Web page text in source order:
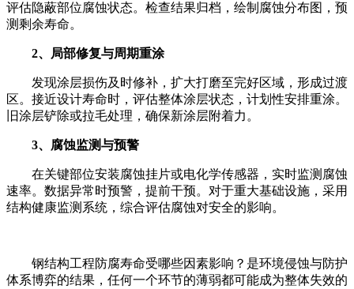
评估隐蔽部位腐蚀状态。检查结果归档，绘制腐蚀分布图，预
测剩余寿命。
2、局部修复与周期重涂
发现涂层损伤及时修补，扩大打磨至完好区域，形成过渡
区。接近设计寿命时，评估整体涂层状态，计划性安排重涂。
旧涂层铲除或拉毛处理，确保新涂层附着力。
3、腐蚀监测与预警
在关键部位安装腐蚀挂片或电化学传感器，实时监测腐蚀
速率。数据异常时预警，提前干预。对于重大基础设施，采用
结构健康监测系统，综合评估腐蚀对安全的影响。
钢结构工程防腐寿命受哪些因素影响？是环境侵蚀与防护
体系博弈的结果，任何一个环节的薄弱都可能成为整体失效的